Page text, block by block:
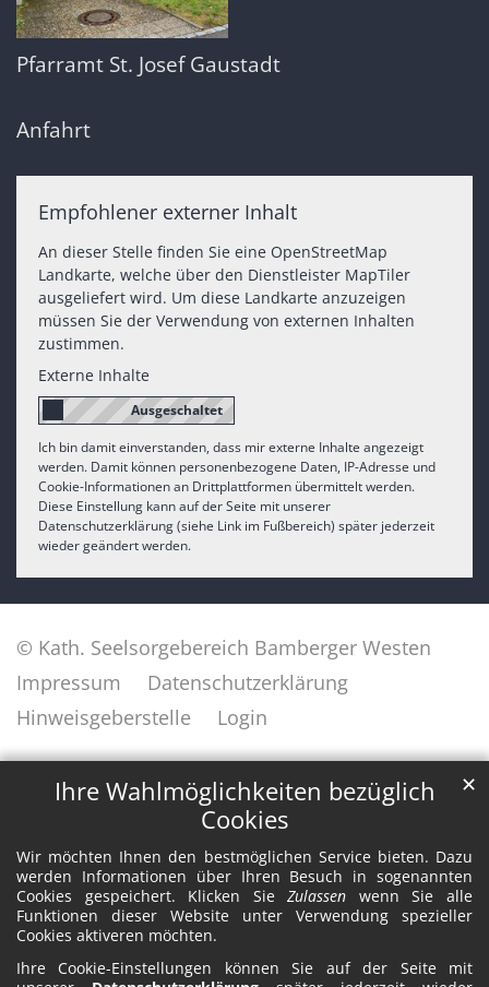
Ihre Wahlmöglichkeiten bezüglich
Cookies
Wir möchten Ihnen den bestmöglichen Service bieten. Dazu
werden Informationen über Ihren Besuch in sogenannten
Cookies gespeichert. Klicken SieZulassen wenn Sie alle
Funktionen dieser Website unter Verwendung spezieller
Cookies aktiveren möchten.
Ihre Cookie-Einstellungen können Sie auf der Seite mit
✕
Pfarramt St. Josef Gaustadt
Anfahrt
Empfohlener externer Inhalt
An dieser Stelle finden Sie eine OpenStreetMap
Landkarte, welche über den Dienstleister MapTiler
ausgeliefert wird. Um diese Landkarte anzuzeigen
müssen Sie der Verwendung von externen Inhalten
zustimmen.
Externe Inhalte
Ich bin damit einverstanden, dass mir externe Inhalte angezeigt
werden. Damit können personenbezogene Daten, IP-Adresse und
Cookie-Informationen an Drittplattformen übermittelt werden.
Diese Einstellung kann auf der Seite mit unserer
Datenschutzerklärung (siehe Link im Fußbereich) später jederzeit
wieder geändert werden.
© Kath. Seelsorgebereich Bamberger Westen
Impressum
Datenschutzerklärung
Hinweisgeberstelle
Login